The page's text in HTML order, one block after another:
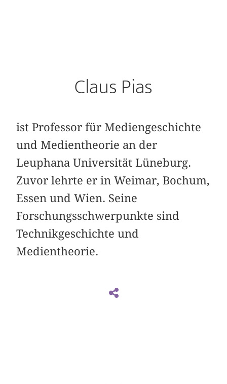
Claus Pias
ist Professor für Mediengeschichte
und Medientheorie an der
Leuphana Universität Lüneburg.
Zuvor lehrte er in Weimar, Bochum,
Essen und Wien. Seine
Forschungsschwerpunkte sind
Technikgeschichte und
Medientheorie.